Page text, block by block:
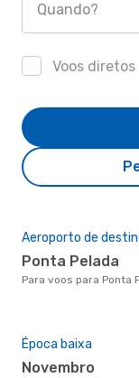
Quando?
Voos diretos
Aeroporto de
Ponta Pelada
Para voos para Ponta
Época baixa
novembro